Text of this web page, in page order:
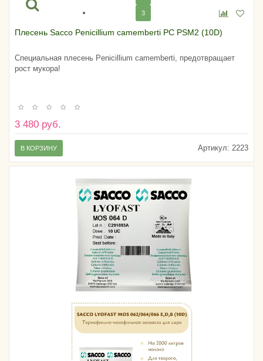
3
Плесень Sacco Penicillium camemberti PC PSM2 (10D)
Специальная плесень Penicillium camemberti, предотвращает
рост мукора!
3 480 руб.
Артикул: 2223
В КОРЗИНУ